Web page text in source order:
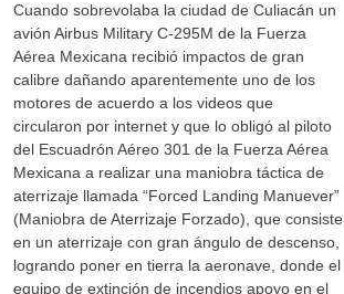
Cuando sobrevolaba la ciudad de Culiacán un
avión Airbus Military C-295M de la Fuerza
Aérea Mexicana recibió impactos de gran
calibre dañando aparentemente uno de los
motores de acuerdo a los videos que
circularon por internet y que lo obligó al piloto
del Escuadrón Aéreo 301 de la Fuerza Aérea
Mexicana a realizar una maniobra táctica de
aterrizaje llamada “Forced Landing Manuever”
(Maniobra de Aterrizaje Forzado), que consiste
en un aterrizaje con gran ángulo de descenso,
logrando poner en tierra la aeronave, donde el
equipo de extinción de incendios apoyo en el